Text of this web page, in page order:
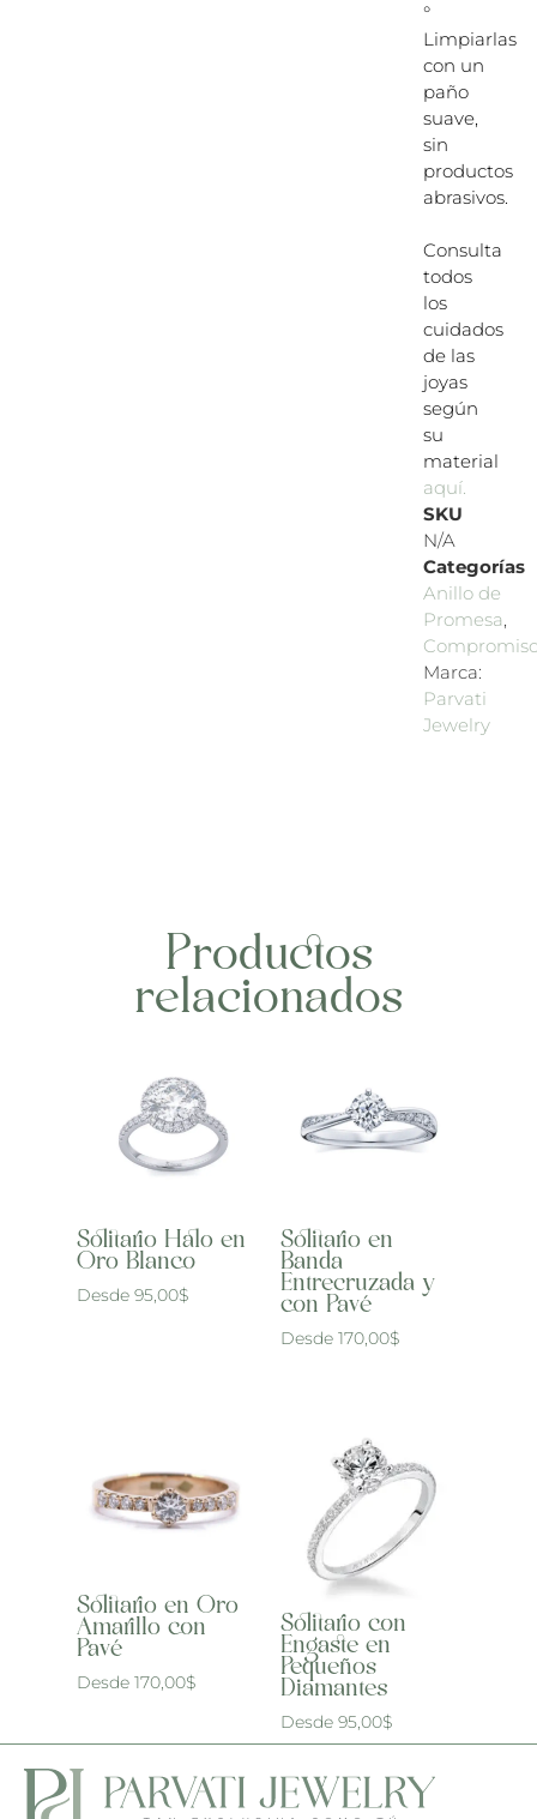
°
Limpiarlas
con un
paño
suave,
sin
productos
abrasivos.
Consulta
todos
los
cuidados
de las
joyas
según
su
material
aquí.
SKU
N/A
Categorías
Anillo de
Promesa,
Marca:
Parvati
Jewelry
Productos
relacionados
Solitario Halo en
Oro Blanco
Desde 95,00$
Solitario en
Banda
Entrecruzada y
con Pavé
Desde 170,00$
Solitario en Oro
Amarillo con
Pavé
Desde 170,00$
Solitario con
Engaste en
Pequeños
Diamantes
Desde 95,00$